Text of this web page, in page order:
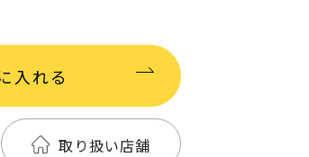
入れる
取り扱い店舗